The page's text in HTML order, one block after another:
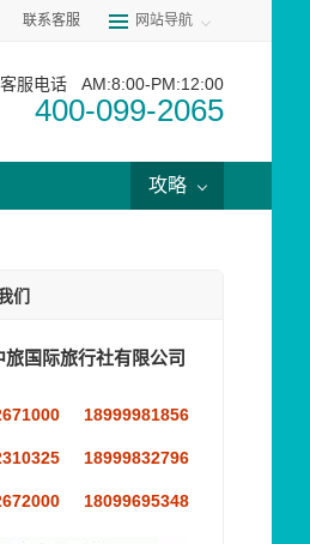
联系客服 网站导航
客服电话 AM:8:00-PM:12:00
400-099-2065
攻略
们
旅国际旅行社有限公司
18999981856
18999832796
18099695348